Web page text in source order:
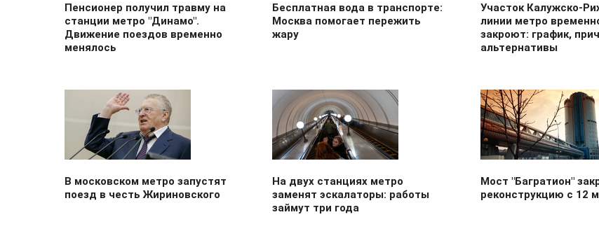
Пенсионер получил травму на
станции метро "Динамо".
Движение поездов временно
менялось
Бесплатная вода в транспорте:
Москва помогает пережить
жару
Участок Калужско-
линии метро
закроют: график,
альтернативы
В московском метро запустят
поезд в честь Жириновского
На двух станциях метро
заменят эскалаторы: работы
займут три года
Мост "Багратион"
реконструкцию с 12